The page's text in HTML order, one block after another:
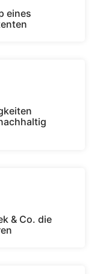
eines
& Co. die